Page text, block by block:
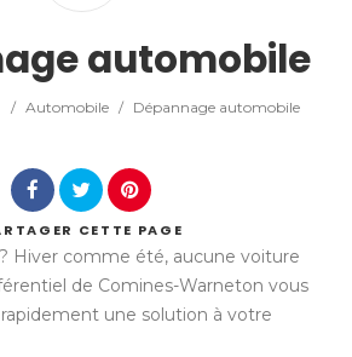
automobile
/ Automobile / Dépannage automobile
CETTE PAGE
Hiver comme été, aucune voiture
de Comines-Warneton vous
une solution à votre